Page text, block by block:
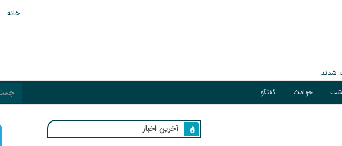
خانه
پیگیری می‌شود
حوادث گفتگو
آخرین اخبار